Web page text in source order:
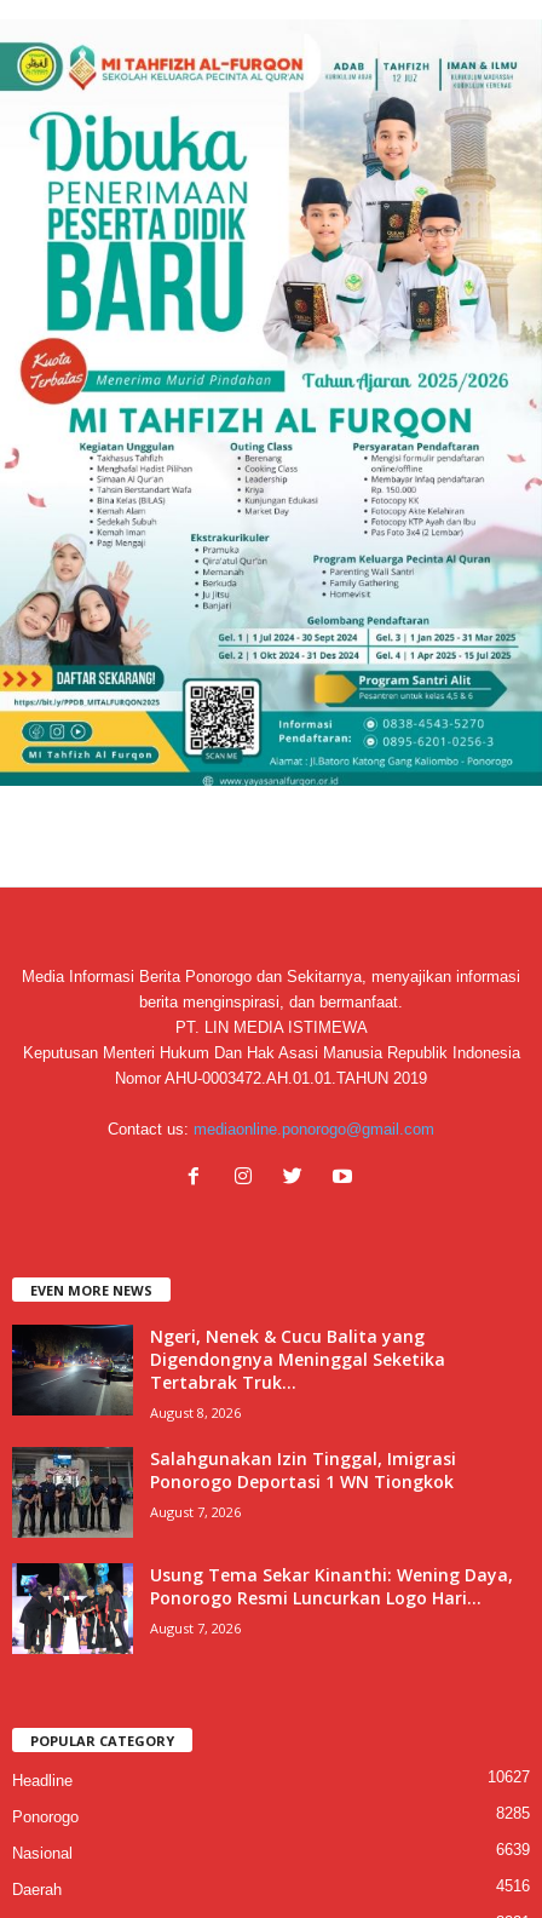
Media Informasi Berita Ponorogo dan Sekitarnya, menyajikan informasi
berita menginspirasi, dan bermanfaat.
PT. LIN MEDIA ISTIMEWA
Keputusan Menteri Hukum Dan Hak Asasi Manusia Republik Indonesia
Nomor AHU-0003472.AH.01.01.TAHUN 2019
Contact us: mediaonline.ponorogo@gmail.com
EVEN MORE NEWS
Ngeri, Nenek & Cucu Balita yang
Digendongnya Meninggal Seketika
Tertabrak Truk...
August 8, 2026
Salahgunakan Izin Tinggal, Imigrasi
Ponorogo Deportasi 1 WN Tiongkok
August 7, 2026
Usung Tema Sekar Kinanthi: Wening Daya,
Ponorogo Resmi Luncurkan Logo Hari...
August 7, 2026
POPULAR CATEGORY
Headline 10627
Ponorogo 8285
Nasional 6639
Daerah 4516